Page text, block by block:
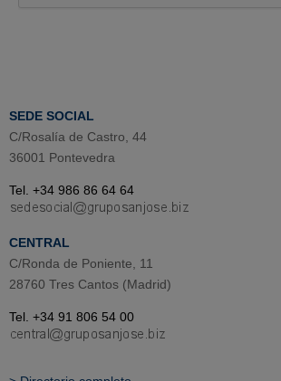
SEDE SOCIAL
C/Rosalía de Castro, 44
36001 Pontevedra
Tel. +34 986 86 64 64
CENTRAL
C/Ronda de Poniente, 11
28760 Tres Cantos (Madrid)
Tel. +34 91 806 54 00